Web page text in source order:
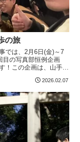
の旅
では、2月6日(金)～7
目の写真部恒例企画
！この企画は、山手線
2026.02.07